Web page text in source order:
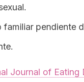
familiar pendiente
Journal of Eating